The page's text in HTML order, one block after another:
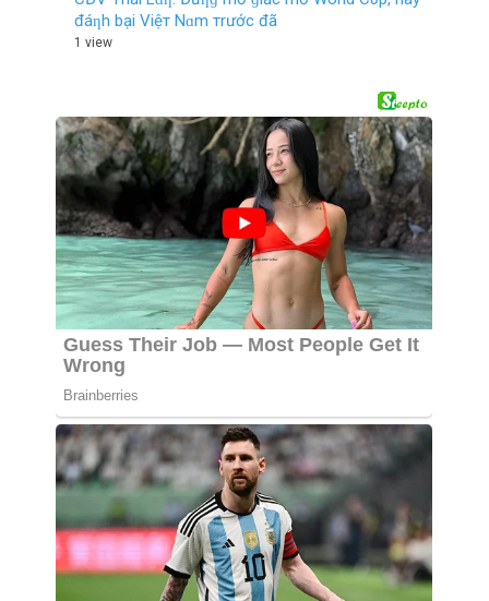
đáƞh bại Việт Nɑm тrước đã
1 view